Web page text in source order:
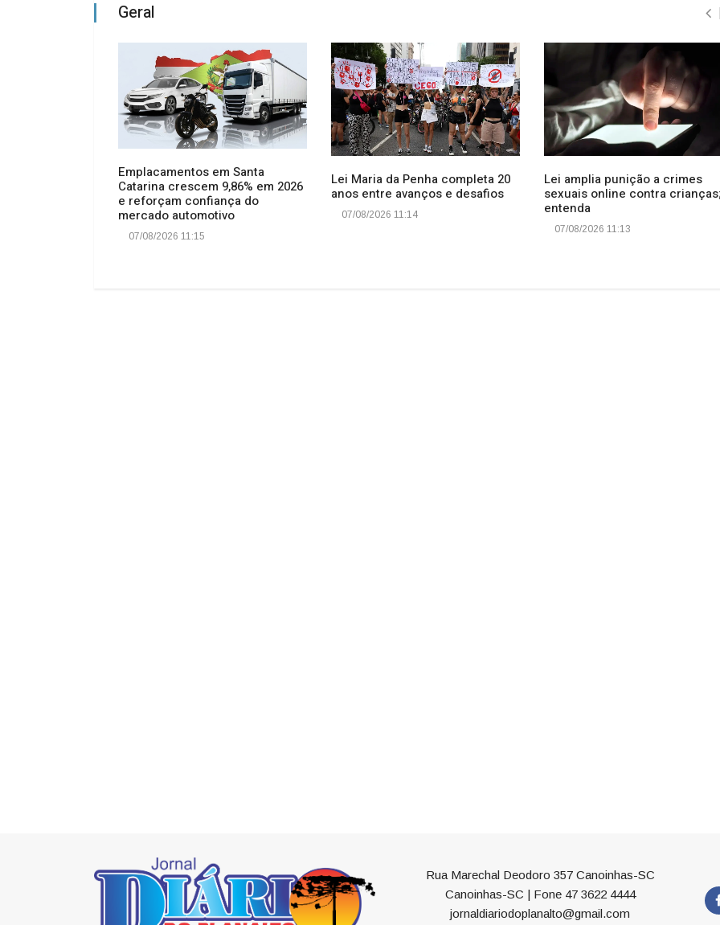
Geral
Emplacamentos em Santa
Catarina crescem 9,86% em 2026
e reforçam confiança do
mercado automotivo
07/08/2026 11:15
Lei Maria da Penha completa 20
anos entre avanços e desafios
07/08/2026 11:14
Lei amplia punição a crimes
sexuais online contra crianças;
entenda
07/08/2026 11:13
Rua Marechal Deodoro 357 Canoinhas-SC
Canoinhas-SC | Fone 47 3622 4444
jornaldiariodoplanalto@gmail.com